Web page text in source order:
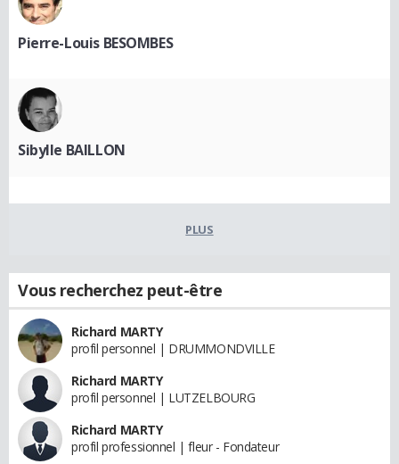
Pierre-Louis BESOMBES
Sibylle BAILLON
PLUS
Vous recherchez peut-être
Richard MARTY
profil personnel | DRUMMONDVILLE
Richard MARTY
profil personnel | LUTZELBOURG
Richard MARTY
profil professionnel | fleur - Fondateur